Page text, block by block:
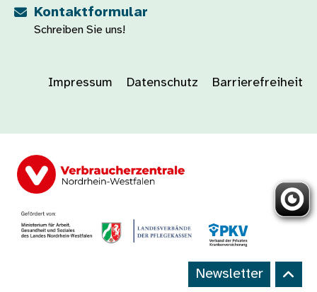
Kontaktformular
Schreiben Sie uns!
Impressum Datenschutz Barrierefreiheit
Newsletter